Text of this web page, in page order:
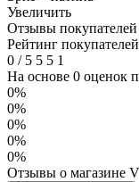
Увеличить
Отзывы покупателей
Рейтинг покупателей
0 /5 5 5 1
На основе 0 оценок
0%
0%
0%
0%
0%
Отзывы о магазине